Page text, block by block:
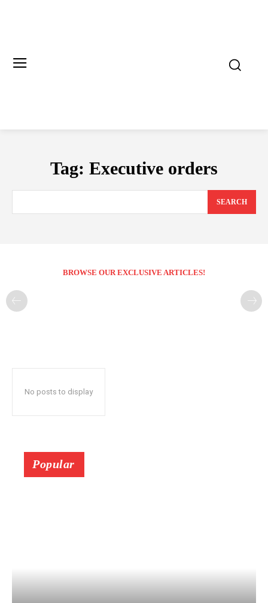
Tag: Executive orders
SEARCH
BROWSE OUR EXCLUSIVE ARTICLES!
No posts to display
Popular